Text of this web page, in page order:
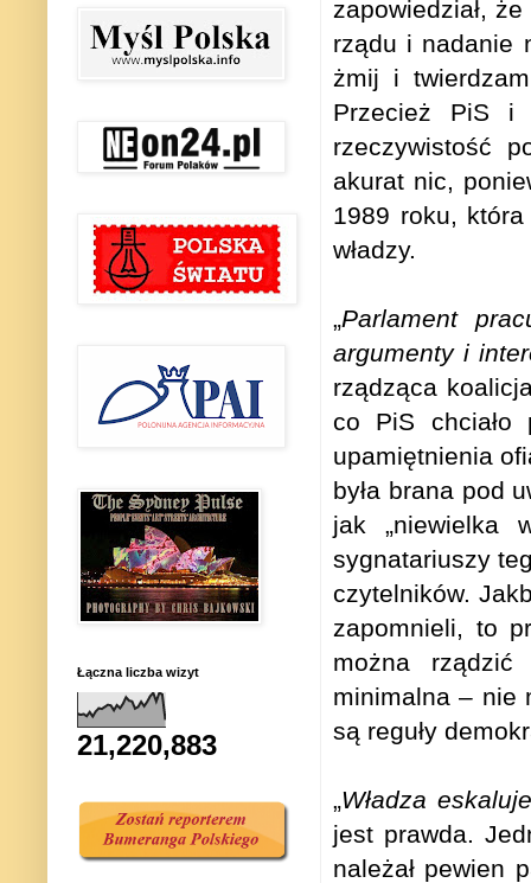
zapowiedział,
rządu i nadanie
żmij i
Przecież PiS i
rzeczywistość
akurat nic,
1989 roku,
władzy.
„Parlament
argumenty i
rządząca
co PiS chciało
upamiętnienia
była brana pod
jak „niewielka
sygnatariuszy
czytelników.
zapomnieli, to
można
minimalna – nie
są reguły
„Władza
jest prawda.
należał pewien
Łączna liczba wizyt
21,220,883